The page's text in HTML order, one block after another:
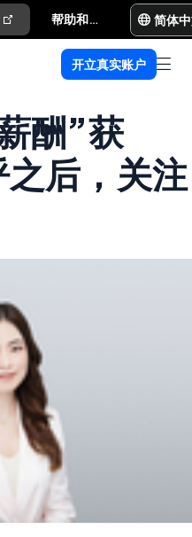
帮助和支持 简体
开立真实账户
酬”获
后，关注